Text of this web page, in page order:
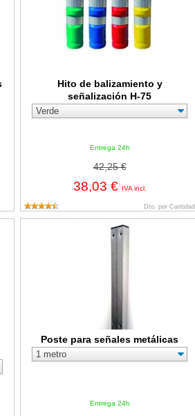
Hito de balizamiento y
señalización H-75
Entrega 24h
42,25 €
38,03 € IVA incl.
Dto. por Cantidad
60cms
Poste para señales metálicas
Entrega 24h
Poste para señales metálicas